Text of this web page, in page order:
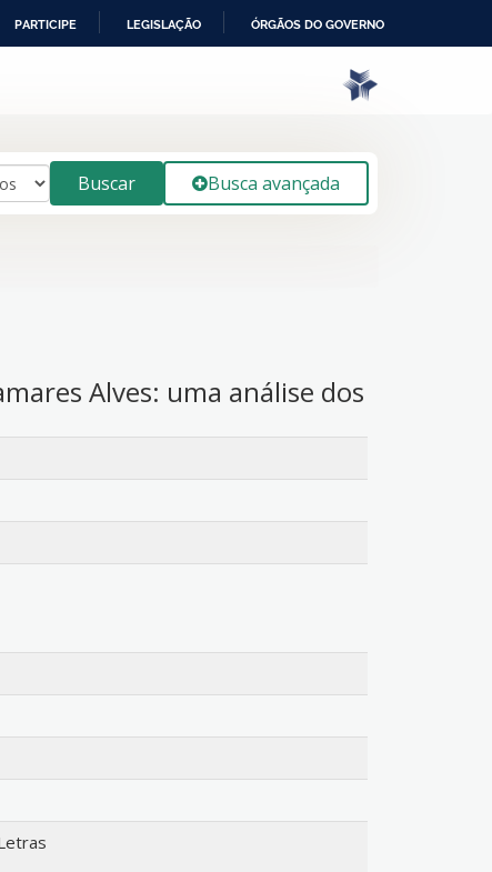
PARTICIPE LEGISLAÇÃO ÓRGÃOS DO GOVERNO
Buscar Busca avançada
Alves: uma análise dos